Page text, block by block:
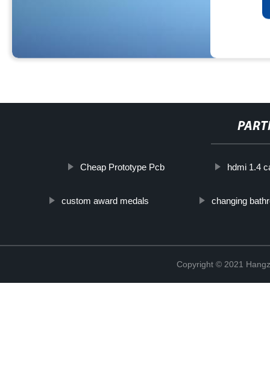
Cheap Prototype Pcb hdmi 1.4
custom award medals changing
Copyright © 2021